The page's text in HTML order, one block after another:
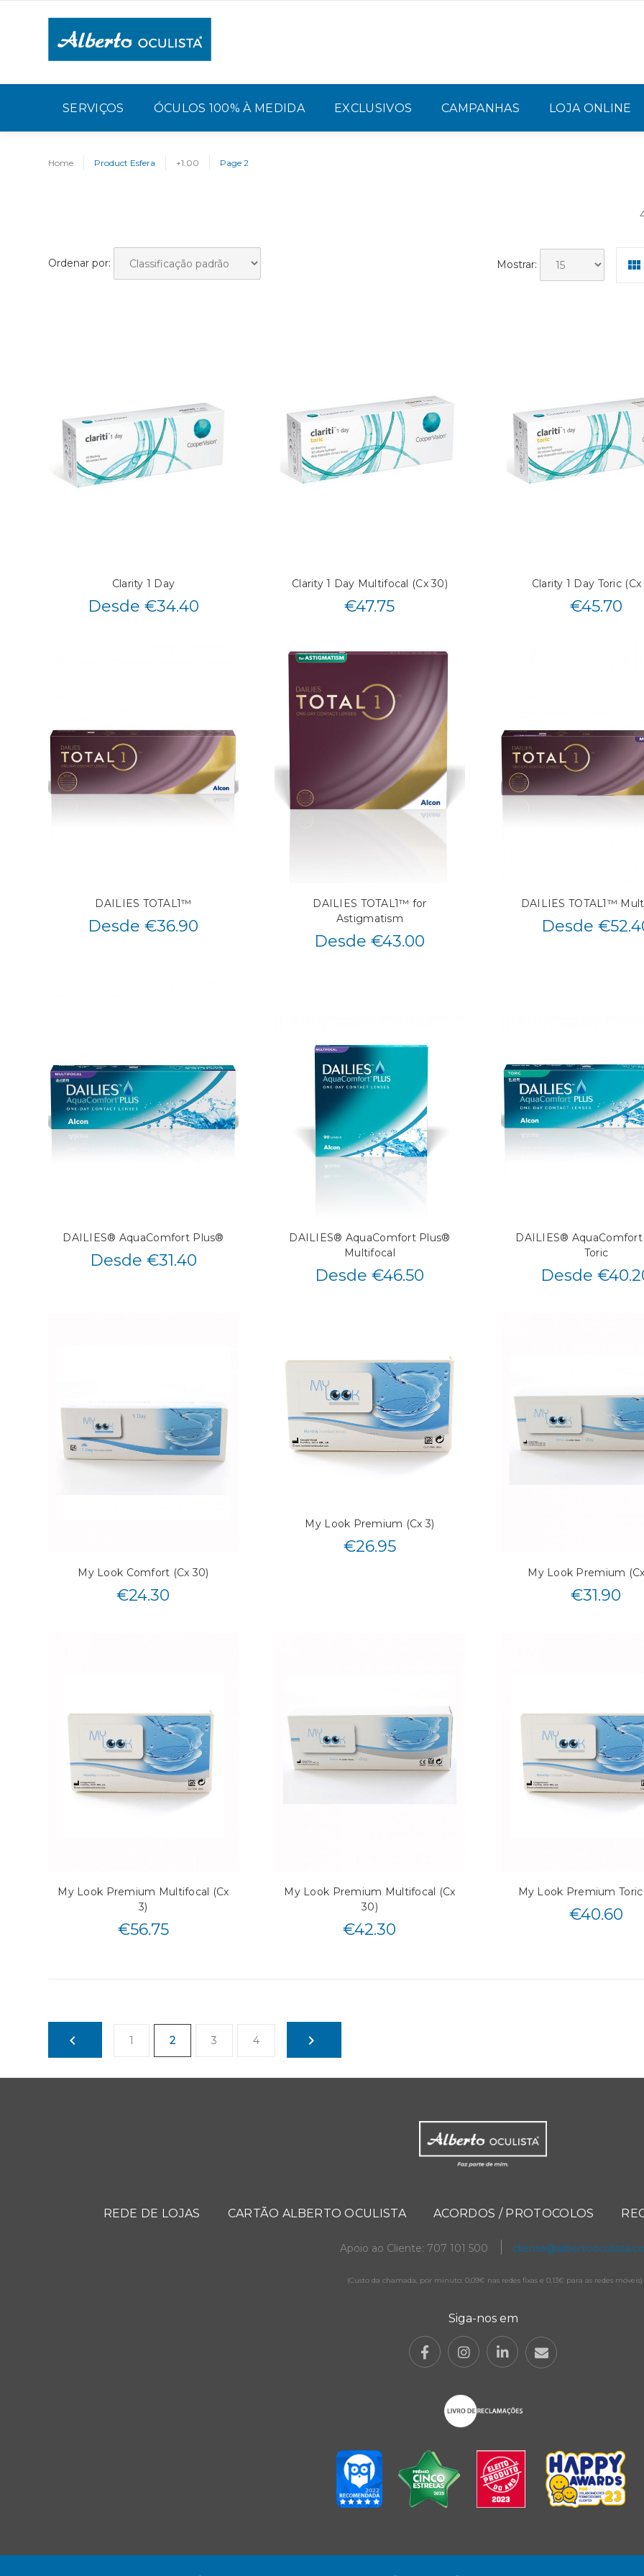
SERVIÇOS ÓCULOS 100% À MEDIDA EXCLUSIVOS CAMPANHAS LOJA ONLINE
Home Product Esfera +1.00 Page 2
Ordenar por: Mostrar:
Clarity 1 Day
Desde €34.40
Clarity 1 Day Multifocal (Cx 30)
€47.75
Clarity 1 Day Toric
€45.70
DAILIES TOTAL1™
Desde €36.90
DAILIES TOTAL1™ for
Astigmatism
Desde €43.00
DAILIES TOTAL1™
Desde
DAILIES® AquaComfort Plus®
Desde €31.40
DAILIES® AquaComfort Plus®
Multifocal
Desde €46.50
DAILIES®
Toric
Desde
My Look Comfort (Cx 30)
€24.30
My Look Premium (Cx 3)
€26.95
My Look Premium
€31.90
My Look Premium Multifocal (Cx
3)
€56.75
My Look Premium Multifocal (Cx
30)
€42.30
My Look Premium Toric
€40.60
1 2 3 4
REDE DE LOJAS CARTÃO ALBERTO OCULISTA ACORDOS / PROTOCOLOS
Apoio ao Cliente: 707 101 500
(Custo da chamada, por minuto: 0,09€ nas redes fixas e 0,13€ para as redes móveis)
Siga-nos em